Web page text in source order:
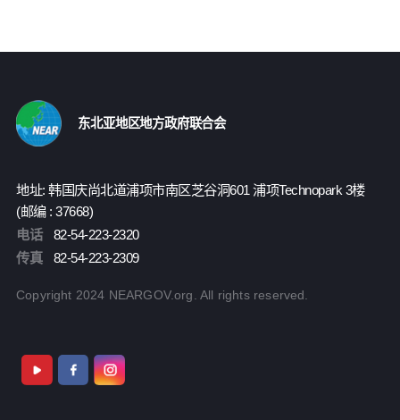
东北亚地区地方政府联合会
地址: 韩国庆尚北道浦项市南区芝谷洞601 浦项Technopark 3楼
(邮编 : 37668)
电话
82-54-223-2320
传真
82-54-223-2309
Copyright 2024 NEARGOV.org. All rights reserved.